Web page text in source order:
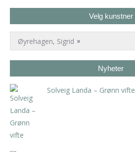
Velg kunstner
×
Øyrehagen, Sigrid
Nyheter
Solveig Landa – Grønn vifte